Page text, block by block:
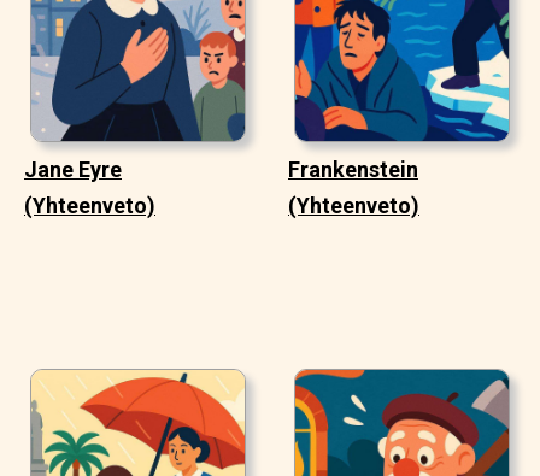
Jane Eyre
(Yhteenveto)
Frankenstein
(Yhteenveto)